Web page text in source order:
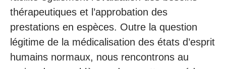
thérapeutiques et l’approbation des
prestations en espèces. Outre la question
légitime de la médicalisation des états d’esprit
humains normaux, nous rencontrons au